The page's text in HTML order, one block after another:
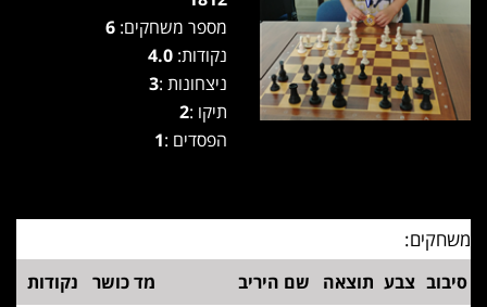
מספר משחקים:
נקודות: 4.0
ניצחונות :3
תיקו :2
הפסדים :1
משחקים:
סיבוב צבע תוצאה שם היריב מד כושר
נקודות